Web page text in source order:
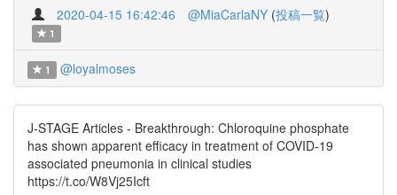
2020-04-15 16:42:46 @MiaCarlaNY (投稿一覧)
1
1 @loyalmoses
J-STAGE Articles - Breakthrough: Chloroquine phosphate
has shown apparent efficacy in treatment of COVID-19
associated pneumonia in clinical studies
https://t.co/W8Vj25Icft